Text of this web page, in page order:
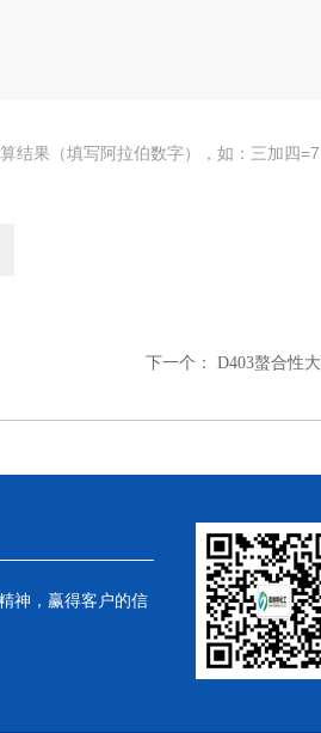
结果（填写阿拉伯数字），如：三加四=7
下一个： D403螯合性
神，赢得客户的信